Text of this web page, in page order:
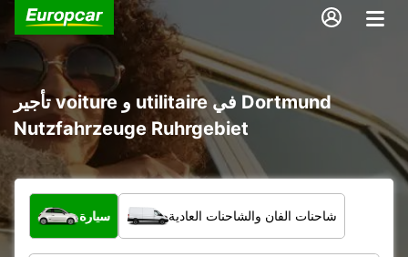
تأجير voiture و utilitaire في Dortmund
Nutzfahrzeuge Ruhrgebiet
ما نوع المركبة؟
سيارة شاحنات الفان والشاحنات العادية